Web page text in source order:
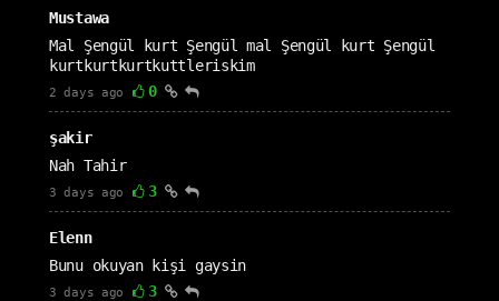
Mustawa
Mal Şengül kurt Şengül mal Şengül kurt Şengül
kurtkurtkurtkuttleriskim
2 days ago 0
şakir
Nah Tahir
3 days ago 3
Elenn
Bunu okuyan kişi gaysin
3 days ago 3